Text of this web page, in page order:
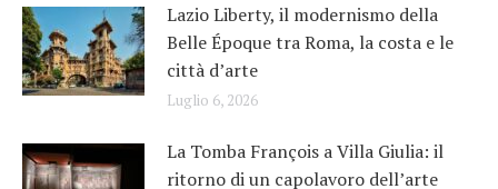
Lazio Liberty, il modernismo della
Belle Époque tra Roma, la costa e le
città d’arte
Luglio 6, 2026
La Tomba François a Villa Giulia: il
ritorno di un capolavoro dell’arte